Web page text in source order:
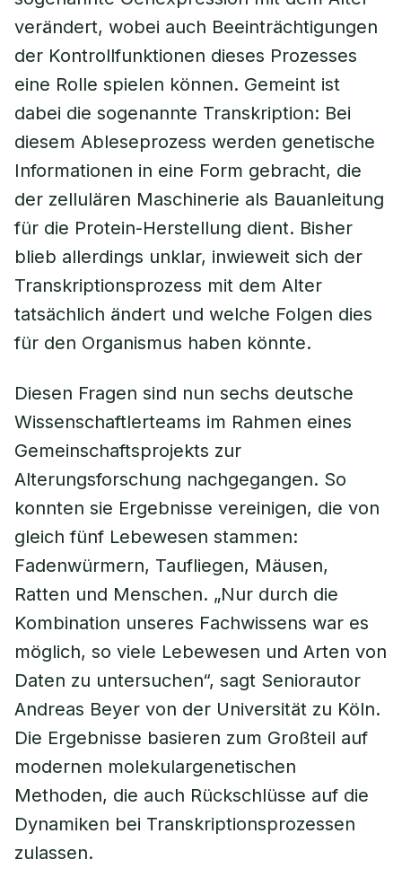
verändert, wobei auch Beeinträchtigungen
der Kontrollfunktionen dieses Prozesses
eine Rolle spielen können. Gemeint ist
dabei die sogenannte Transkription: Bei
diesem Ableseprozess werden genetische
Informationen in eine Form gebracht, die
der zellulären Maschinerie als Bauanleitung
für die Protein-Herstellung dient. Bisher
blieb allerdings unklar, inwieweit sich der
Transkriptionsprozess mit dem Alter
tatsächlich ändert und welche Folgen dies
für den Organismus haben könnte.
Diesen Fragen sind nun sechs deutsche
Wissenschaftlerteams im Rahmen eines
Gemeinschaftsprojekts zur
Alterungsforschung nachgegangen. So
konnten sie Ergebnisse vereinigen, die von
gleich fünf Lebewesen stammen:
Fadenwürmern, Taufliegen, Mäusen,
Ratten und Menschen. „Nur durch die
Kombination unseres Fachwissens war es
möglich, so viele Lebewesen und Arten von
Daten zu untersuchen“, sagt Seniorautor
Andreas Beyer von der Universität zu Köln.
Die Ergebnisse basieren zum Großteil auf
modernen molekulargenetischen
Methoden, die auch Rückschlüsse auf die
Dynamiken bei Transkriptionsprozessen
zulassen.